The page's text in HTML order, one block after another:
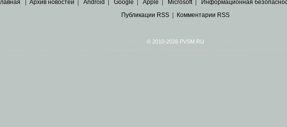
Архив новостей Android Google Apple Microsoft| Информационная
Публикации RSS| Комментарии RSS
© 2010-2026 PVSM.RU